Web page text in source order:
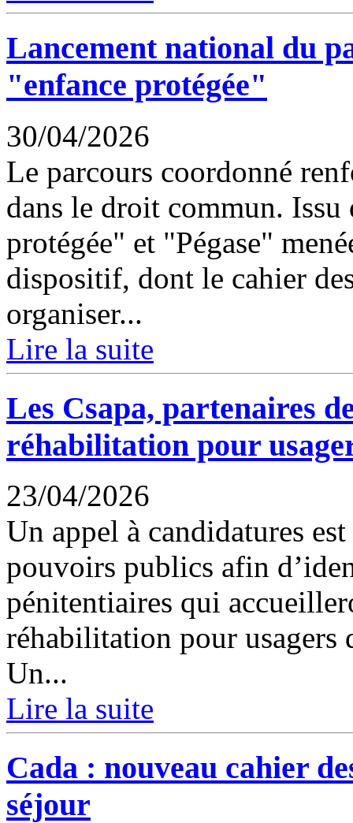
Lancement national du
"enfance protégée"
30/04/2026
Le parcours coordonné
dans le droit commun. Issu
protégée" et "Pégase"
dispositif, dont le cahier
organiser...
Lire la suite
Les Csapa, partenaires
réhabilitation pour
23/04/2026
Un appel à candidatures
pouvoirs publics afin
pénitentiaires qui
réhabilitation pour usagers
Un...
Lire la suite
Cada : nouveau cahier
séjour